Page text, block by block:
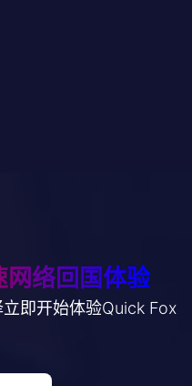
网络回国体验
即开始体验Quick Fox